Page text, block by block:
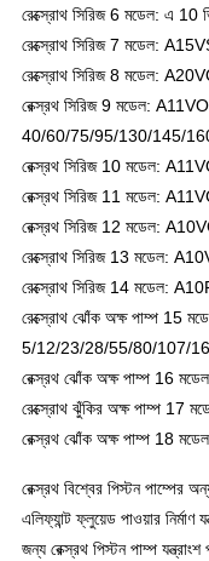
রেক্স্রোথ সিরিজ 6 মডেল: এ
রেক্স্রোথ সিরিজ 7 মডেল:
রেক্স্রোথ সিরিজ 8 মডেল:
রেক্স্রথ সিরিজ 9 মডেল: A11VO
40/60/75/95/130/145/
রেক্স্রথ সিরিজ 10 মডেল:
রেক্স্রথ সিরিজ 11 মডেল:
রেক্স্রথ সিরিজ 12 মডেল:
রেক্স্রোথ সিরিজ 13 মডেল:
রেক্স্রোথ সিরিজ 14 মডেল:
রেক্স্রোথ ঝোঁক অক্ষ পাম্প 15
5/12/23/28/55/80/107/
রেক্স্রথ ঝোঁক অক্ষ পাম্প 16
রেক্স্রোথ ঝুঁকির অক্ষ পাম্প
রেক্স্রথ ঝোঁক অক্ষ পাম্প 18
রেক্স্রথ বিশ্বের পিস্টন পাম্পের
এলিফ্যান্ট ফ্লুয়েড পাওয়ার নির্মাণ
জন্য রেক্স্রথ পিস্টন পাম্প